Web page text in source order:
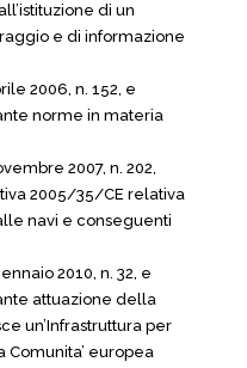
di un
e di informazione
2006, n. 152, e
norme in materia
2007, n. 202,
2005/35/CE relativa
navi e conseguenti
2010, n. 32, e
attuazione della
un’Infrastruttura per
europea